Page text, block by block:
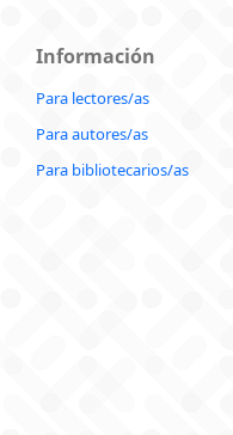
Información
Para lectores/as
Para autores/as
Para bibliotecarios/as